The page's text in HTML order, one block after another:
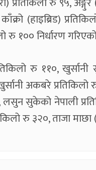
(हाइब्रिड)
रु १०० निर्धारण
रु ११०, खुर्सानी
अकबरे
सुकेको नेपाली
रु ३२०, ताजा